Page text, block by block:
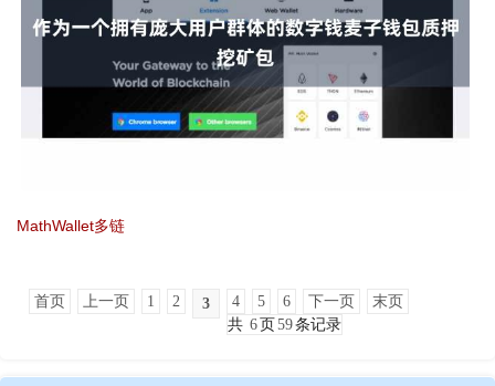
MathWallet多链
首页 上一页 1 2 3 4 5 6 下一页
末页
共 6页 59条记录